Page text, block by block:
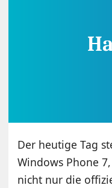
Der heutige Tag
Windows Phone
nicht nur die